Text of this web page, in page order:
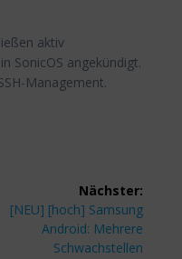
aktiv
SonicOS angekündigt.
Management.
Nächster:
Nächster
Beitrag:
[NEU] [hoch] Samsung
Android: Mehrere
Schwachstellen